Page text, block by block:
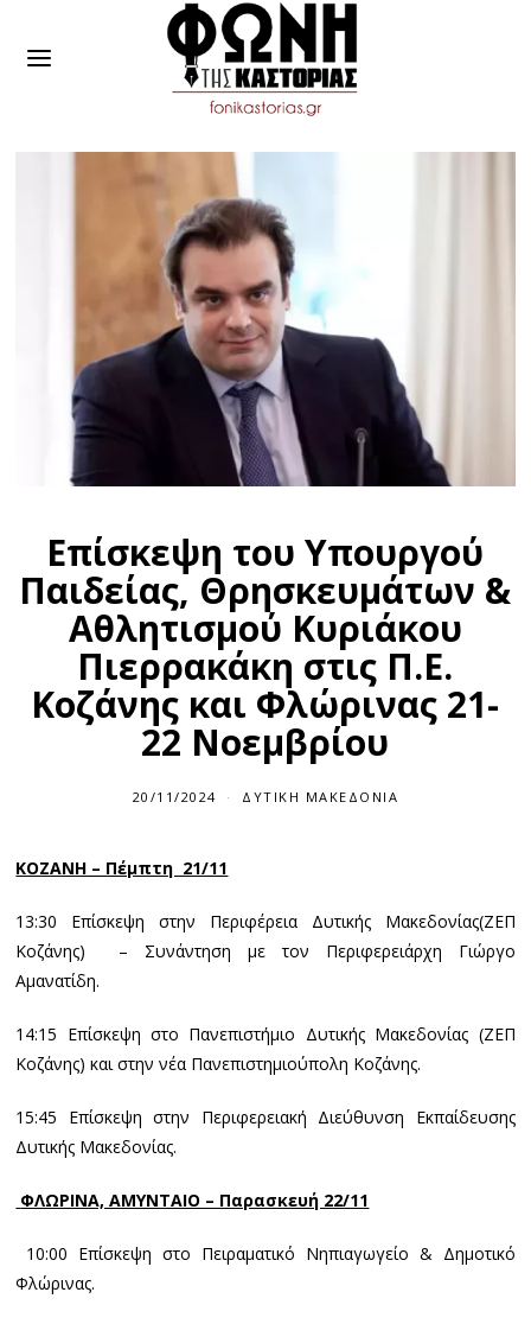
Επίσκεψη του Υπουργού
Παιδείας, Θρησκευμάτων &
Αθλητισμού Κυριάκου
Πιερρακάκη στις Π.Ε.
Κοζάνης και Φλώρινας 21-
22 Νοεμβρίου
20/11/2024 ΔΥΤΙΚΉ ΜΑΚΕΔΟΝΊΑ
ΚΟΖΑΝΗ – Πέμπτη 21/11
13:30 Επίσκεψη στην Περιφέρεια Δυτικής Μακεδονίας(ΖΕΠ
Κοζάνης) – Συνάντηση με τον Περιφερειάρχη Γιώργο
Αμανατίδη.
14:15 Επίσκεψη στο Πανεπιστήμιο Δυτικής Μακεδονίας (ΖΕΠ
Κοζάνης) και στην νέα Πανεπιστημιούπολη Κοζάνης.
15:45 Επίσκεψη στην Περιφερειακή Διεύθυνση Εκπαίδευσης
Δυτικής Μακεδονίας.
ΦΛΩΡΙΝΑ, ΑΜΥΝΤΑΙΟ – Παρασκευή 22/11
10:00 Επίσκεψη στο Πειραματικό Νηπιαγωγείο & Δημοτικό
Φλώρινας.